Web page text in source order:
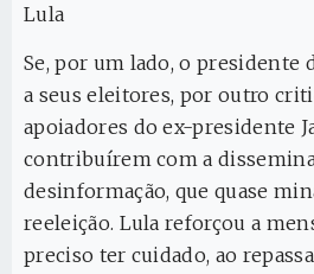
Lula
Se, por um lado, o presidente
a seus eleitores, por outro
apoiadores do ex-presidente
contribuírem com a
desinformação, que quase
reeleição. Lula reforçou a
preciso ter cuidado, ao